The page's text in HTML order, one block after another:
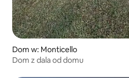
Dom w: Monticello
Dom z dala od domu